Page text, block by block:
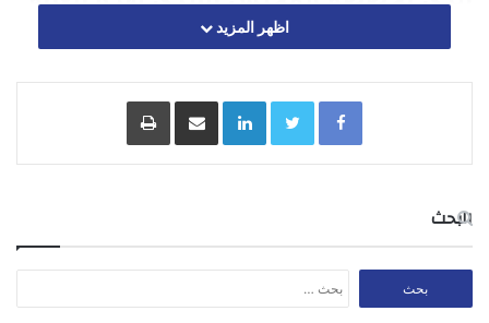
تكون دائرة اختصاص المحكمة ضمن حدود
بلدية حسبان الجديدة.
اظهر المزيد
Facebook
Twitter
LinkedInمشاركة عبر البريد طباعة
البحث
عن: